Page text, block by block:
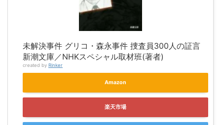
未解決事件 グリコ・森永事件 捜査員300人の証言
新潮文庫／NHKスペシャル取材班(著者)
created by Rinker
Amazon
楽天市場